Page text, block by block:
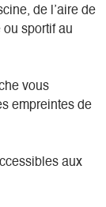
de l’aire de
sportif au
vous
empreintes de
aux